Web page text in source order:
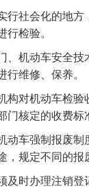
行社会化的地
检验。
、机动车安全
维修、保养。
构对机动车检验
核定的收费标
动车强制报废
规定不同的报
时办理注销登